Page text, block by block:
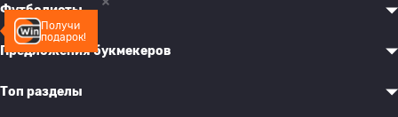
Получи
подарок!
Футболисты
Предложения букмекеров
Топ разделы